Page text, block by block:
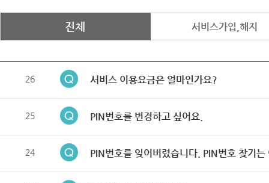
전체 서비스가입,해지
26 서비스 이용요금은 얼마인가요?
25 PIN번호를 변경하고 싶어요.
24 PIN번호를 잊어버렸습니다. PIN번호 찾기는